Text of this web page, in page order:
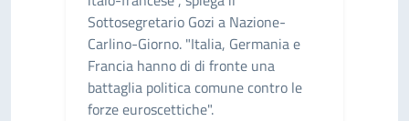
Sottosegretario Gozi a Nazione-
Carlino-Giorno. "Italia, Germania e
Francia hanno di di fronte una
battaglia politica comune contro le
forze euroscettiche".